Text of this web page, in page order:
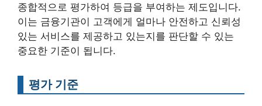
종합적으로 평가하여 등급을 부여하는 제도입니다.
이는 금융기관이 고객에게 얼마나 안전하고 신뢰성
있는 서비스를 제공하고 있는지를 판단할 수 있는
중요한 기준이 됩니다.
평가 기준